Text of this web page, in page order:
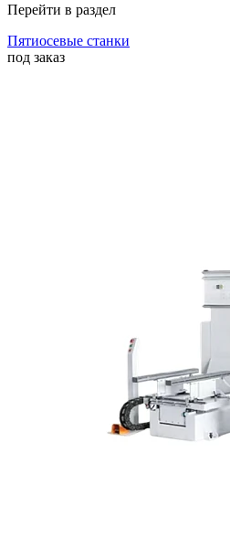
Перейти в раздел
Пятиосевые станки
под заказ